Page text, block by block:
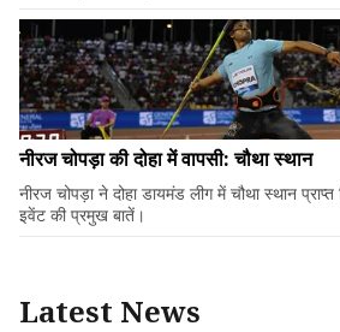
नीरज चोपड़ा की दोहा में वापसी: चौथा स्थान
नीरज चोपड़ा ने दोहा डायमंड लीग में चौथा स्थान
इवेंट की प्रमुख बातें।
Latest News